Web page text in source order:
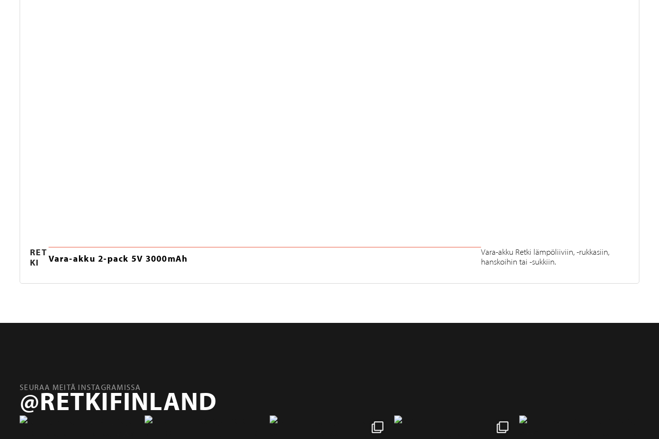
RET
KI
Vara-akku 2-pack 5V 3000mAh
Vara-akku Retki lämpöliiviin, -rukkasiin,
hanskoihin tai -sukkiin.
SEURAA MEITÄ INSTAGRAMISSA
@RETKIFINLAND